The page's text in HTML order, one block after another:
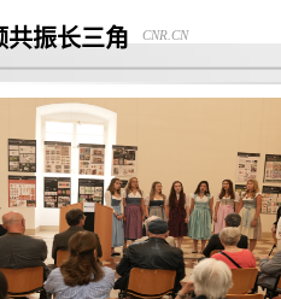
净水器爆炸燃烧
诚意金
平台司机超时未出发，地域黑乘客
解除合同，退款，我还没有开始学习
共振长三角 CNR.CN